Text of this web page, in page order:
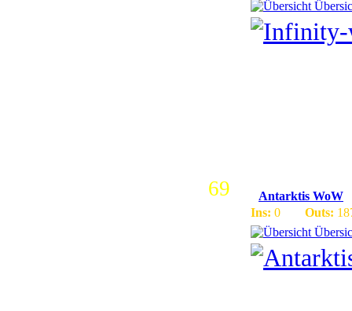
69
Antarktis WoW
Ins: 0 Outs: